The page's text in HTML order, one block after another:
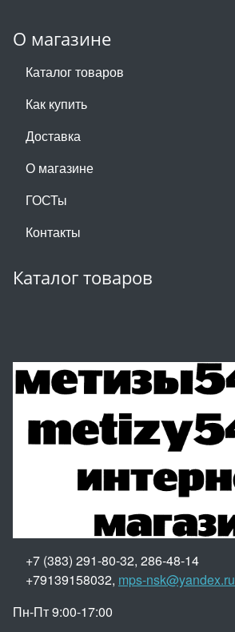
О магазине
Каталог товаров
Как купить
Доставка
О магазине
ГОСТы
Контакты
Каталог товаров
+7 (383) 291-80-32, 286-48-14
+79139158032, mps-nsk@yandex.ru
Пн-Пт 9:00-17:00